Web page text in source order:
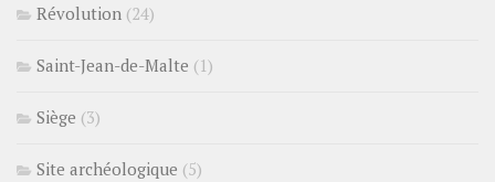
Révolution (24)
Saint-Jean-de-Malte (1)
Siège (3)
Site archéologique (5)